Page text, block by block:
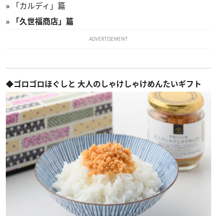
»
「カルディ」篇
»
「久世福商店」篇
ADVERTISEMENT
◆ゴロゴロほぐしと 大人のしゃけしゃけめんたいギフト